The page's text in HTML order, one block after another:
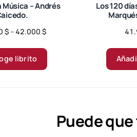
Música – Andrés
$– 42.000 $Price
30.000 $
librito
tiene
opciones
Los 120
Puede